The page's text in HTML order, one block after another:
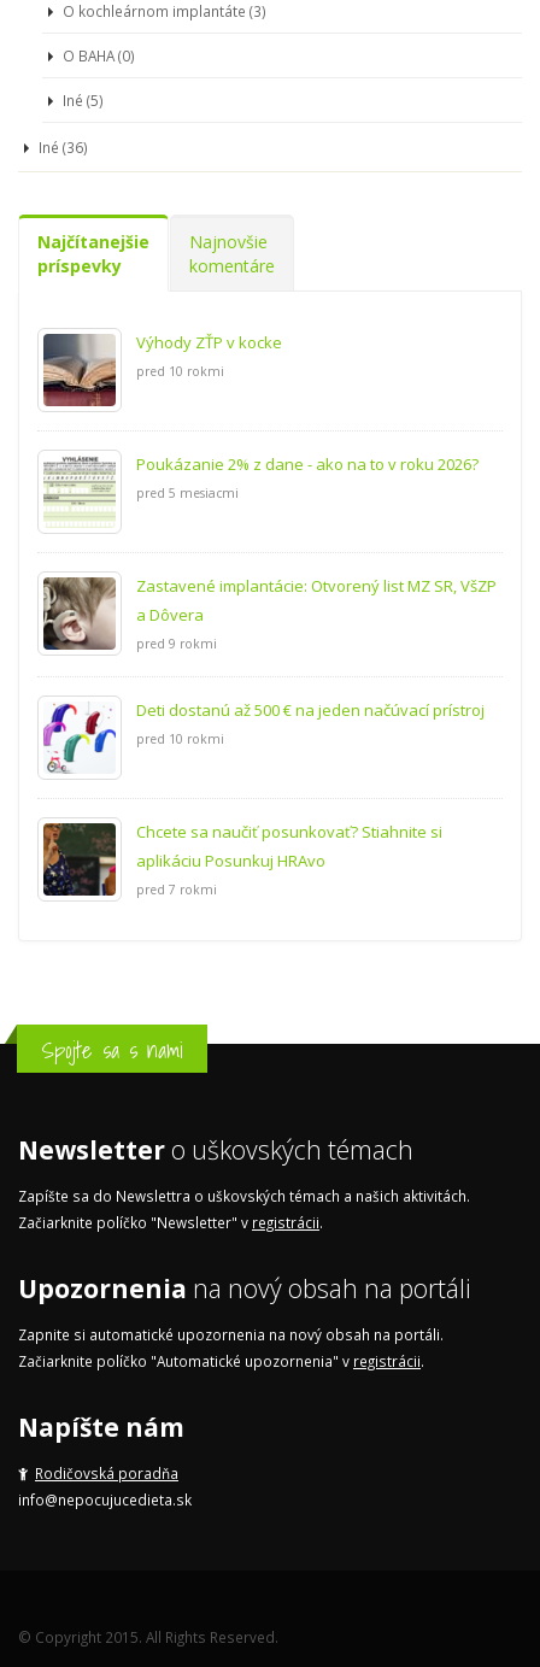
O kochleárnom implantáte (3)
O BAHA (0)
Iné (5)
Iné (36)
Najčítanejšie
príspevky
Najnovšie
komentáre
Výhody ZŤP v kocke
pred 10 rokmi
Poukázanie 2% z dane - ako na to v roku 2026?
pred 5 mesiacmi
Zastavené implantácie: Otvorený list MZ SR, VšZP
a Dôvera
pred 9 rokmi
Deti dostanú až 500 € na jeden načúvací prístroj
pred 10 rokmi
Chcete sa naučiť posunkovať? Stiahnite si
aplikáciu Posunkuj HRAvo
pred 7 rokmi
Spojte sa s nami
Newsletter o uškovských témach
Zapíšte sa do Newslettra o uškovských témach a našich aktivitách.
Začiarknite políčko "Newsletter" v registrácii.
Upozornenia na nový obsah na portáli
Zapnite si automatické upozornenia na nový obsah na portáli.
Začiarknite políčko "Automatické upozornenia" v registrácii.
Napíšte nám
Rodičovská poradňa
info@nepocujucedieta.sk
© Copyright 2015. All Rights Reserved.